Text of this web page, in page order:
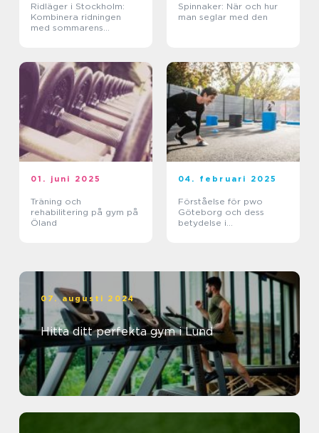
Ridläger i Stockholm:
Kombinera ridningen
med sommarens
Spinnaker: När och hur
man seglar med den
01. juni 2025
Träning och
rehabilitering på gym på
Öland
04. februari 2025
Förståelse för pwo
Göteborg och dess
betydelse i
07. augusti 2024
Hitta ditt perfekta gym i Lund